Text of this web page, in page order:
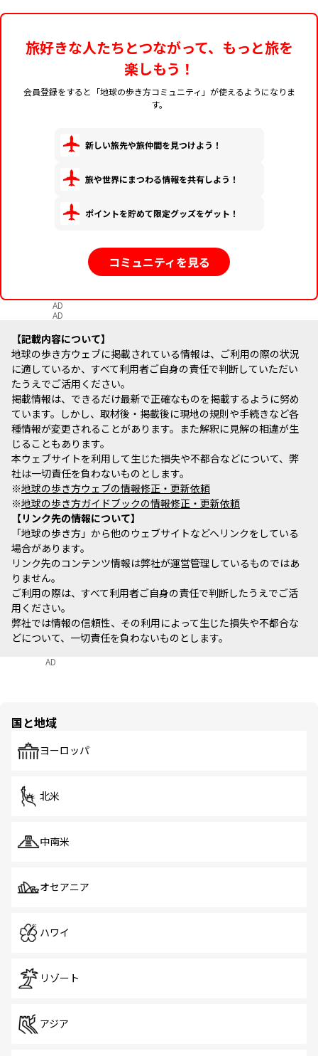
旅好きな人たちとつながって、もっと旅を
楽しもう！
会員登録をすると「地球の歩き方コミュニティ」が使えるようになりま
す。
新しい旅先や旅仲間を見つけよう！
旅や世界にまつわる情報を共有しよう！
ポイントを貯めて限定グッズをゲット！
コミュニティを見る
AD
AD
記載内容について
地球の歩き方ウェブに掲載されている情報は、ご利用の際の状況
に適しているか、すべて利用者ご自身の責任で判断していただい
たうえでご活用ください。
掲載情報は、できるだけ最新で正確なものを掲載するように努め
ています。しかし、取材後・掲載後に現地の規則や手続きなど各
種情報が変更されることがあります。また解釈に見解の相違が生
じることもあります。
本ウェブサイトを利用して生じた損失や不都合などについて、弊
社は一切責任を負わないものとします。
※地球の歩き方ウェブの情報修正・更新依頼
※地球の歩き方ガイドブックの情報修正・更新依頼
リンク先の情報について
「地球の歩き方」から他のウェブサイトなどへリンクをしている
場合があります。
リンク先のコンテンツ情報は弊社が運営管理しているものではあ
りません。
ご利用の際は、すべて利用者ご自身の責任で判断したうえでご活
用ください。
弊社では情報の信頼性、その利用によって生じた損失や不都合な
どについて、一切責任を負わないものとします。
AD
国と地域
ヨーロッパ
北米
中南米
オセアニア
ハワイ
リゾート
アジア